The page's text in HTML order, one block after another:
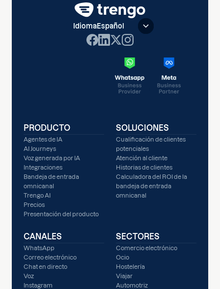
IdiomaEspañol
PRODUCTO
Agentes de IA
AI Journeys
Voz generada por IA
Integraciones
Bandeja de entrada
omnicanal
Trengo AI
Precios
Presentación del producto
SOLUCIONES
Cualificación de clientes
potenciales
Atención al cliente
Historias de clientes
Calculadora del ROI de la
bandeja de entrada
omnicanal
CANALES
WhatsApp
Correo electrónico
Chat en directo
Voz
Instagram
SECTORES
Comercio electrónico
Ocio
Hostelería
Viajar
Automotriz